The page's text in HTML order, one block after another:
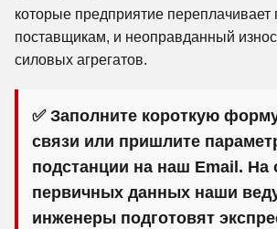
которые предприятие
поставщикам, и неоправданный
силовых агрегатов.
✅ Заполните короткую
связи или пришлите
подстанции на наш Email. На
первичных данных наши
инженеры подготовят